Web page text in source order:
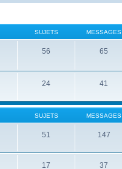
SUJETS MESSAGES
56 65
24 41
SUJETS MESSAGES
51 147
17 37